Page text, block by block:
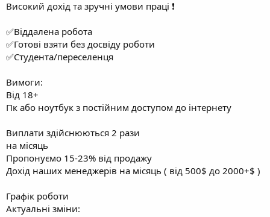
✅Готові взяти без досвіду роботи
✅Студента/переселенця
Від 18+
Пк або ноутбук з постійним доступом до інтернету
на місяць
Пропонуємо 15-23% від продажу
Дохід наших менеджерів на місяць ( від 500$ до 2000+$ )
Актуальні зміни:
🌇Зміна 1 ранок - 08:00-16:00